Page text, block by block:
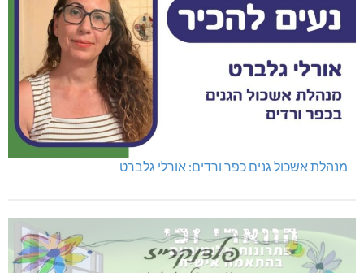
מנהלת אשכול גנים כפר ורדים: אורלי גלברט